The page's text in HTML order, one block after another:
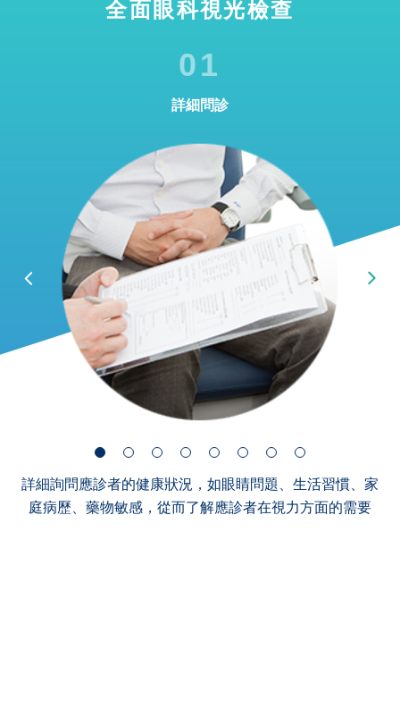
全面眼科視光檢查
01
詳細問診
詳細詢問應診者的健康狀況，如眼睛問題、生活習慣、家
庭病歷、藥物敏感，從而了解應診者在視力方面的需要